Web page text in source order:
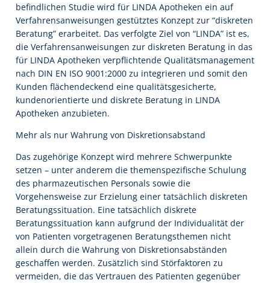
befindlichen Studie wird für LINDA Apotheken ein auf
Verfahrensanweisungen gestütztes Konzept zur “diskreten
Beratung” erarbeitet. Das verfolgte Ziel von “LINDA” ist es,
die Verfahrensanweisungen zur diskreten Beratung in das
für LINDA Apotheken verpflichtende Qualitätsmanagement
nach DIN EN ISO 9001:2000 zu integrieren und somit den
Kunden flächendeckend eine qualitätsgesicherte,
kundenorientierte und diskrete Beratung in LINDA
Apotheken anzubieten.
Mehr als nur Wahrung von Diskretionsabstand
Das zugehörige Konzept wird mehrere Schwerpunkte
setzen – unter anderem die themenspezifische Schulung
des pharmazeutischen Personals sowie die
Vorgehensweise zur Erzielung einer tatsächlich diskreten
Beratungssituation. Eine tatsächlich diskrete
Beratungssituation kann aufgrund der Individualität der
von Patienten vorgetragenen Beratungsthemen nicht
allein durch die Wahrung von Diskretionsabständen
geschaffen werden. Zusätzlich sind Störfaktoren zu
vermeiden, die das Vertrauen des Patienten gegenüber